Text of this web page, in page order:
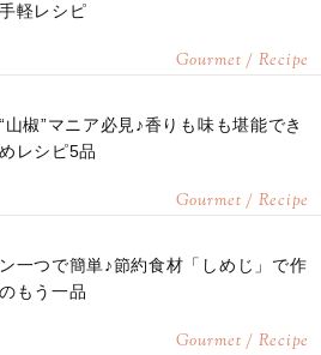
軽レシピ
Gourmet / Recipe
山椒”マニア必見♪香りも味も堪能でき
レシピ5品
Gourmet / Recipe
一つで簡単♪節約食材「しめじ」で作
もう一品
Gourmet / Recipe